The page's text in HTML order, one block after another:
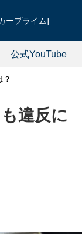
ープライム]
公式YouTube
？
違反に